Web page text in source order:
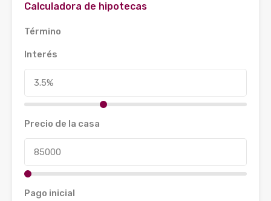
Calculadora de hipotecas
Término
Interés
Precio de la casa
Pago inicial